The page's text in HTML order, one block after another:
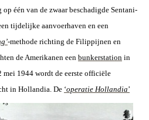
één van de zwaar beschadigde Sentani-
tijdelijke aanvoerhaven en een
-methode richting de Filippijnen en
de Amerikanen een bunkerstation in
1944 wordt de eerste officiële
inHollandia. De ‘operatie Hollandia’